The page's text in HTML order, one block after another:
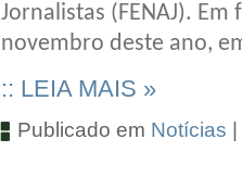
Jornalistas (FENAJ).
novembro deste ano,
:: LEIA MAIS »
Publicado em Notícias